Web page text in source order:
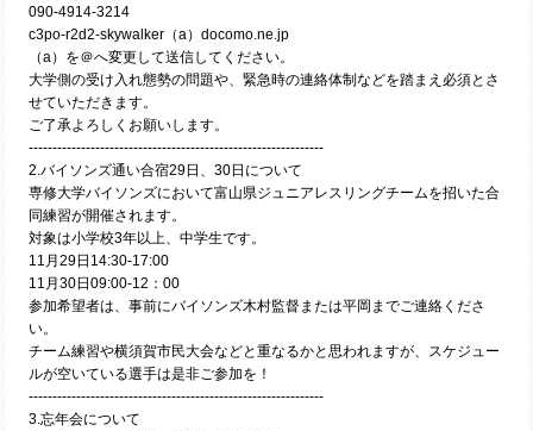
090-4914-3214
c3po-r2d2-skywalker（a）docomo.ne.jp
（a）を＠へ変更して送信してください。
大学側の受け入れ態勢の問題や、緊急時の連絡体制などを踏まえ必須とさ
せていただきます。
ご了承よろしくお願いします。
--------------------------------------------------------------
2.バイソンズ通い合宿29日、30日について
専修大学バイソンズにおいて富山県ジュニアレスリングチームを招いた合
同練習が開催されます。
対象は小学校3年以上、中学生です。
11月29日14:30-17:00
11月30日09:00-12：00
参加希望者は、事前にバイソンズ木村監督または平岡までご連絡くださ
い。
チーム練習や横須賀市民大会などと重なるかと思われますが、スケジュー
ルが空いている選手は是非ご参加を！
--------------------------------------------------------------
3.忘年会について